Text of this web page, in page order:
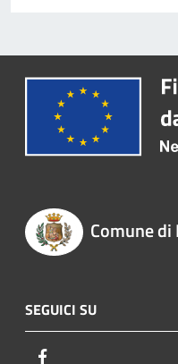
Comune di
SEGUICI SU